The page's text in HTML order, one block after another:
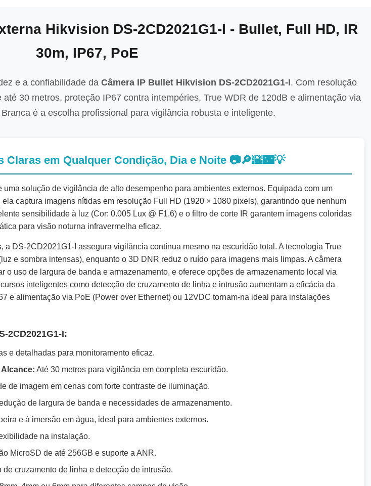
Hikvision DS-2CD2021G1-I - Bullet, Full HD, IR
30m, IP67, PoE
e a confiabilidade da Câmera IP Bullet Hikvision DS-2CD2021G1-I. Com resolução
30 metros, proteção IP67 contra intempéries, True WDR de 120dB e alimentação via
é a escolha profissional para vigilância robusta e inteligente.
em Qualquer Condição, Dia e Noite 📷️🔎️🌇️🌃️💡️
uma solução de vigilância de alto desempenho para ambientes externos. Equipada com um
captura imagens nítidas em resolução Full HD (1920 × 1080 pixels), garantindo que nenhum
sensibilidade à luz (Cor: 0.005 Lux @ F1.6) e o filtro de corte IR garantem imagens coloridas
para visão noturna infravermelha eficaz.
a DS-2CD2021G1-I assegura vigilância contínua mesmo na escuridão total. A tecnologia True
e sombra intensas), enquanto o 3D DNR reduz o ruído para imagens mais limpas. A câmera
o uso de largura de banda e armazenamento, e oferece opções de armazenamento local via
inteligentes como detecção de cruzamento de linha e intrusão aumentam a eficácia da
e alimentação via PoE (Power over Ethernet) ou 12VDC tornam-na ideal para instalações
2CD2021G1-I:
e detalhadas para monitoramento eficaz.
Até 30 metros para vigilância em completa escuridão.
de imagem em cenas com forte contraste de iluminação.
de largura de banda e necessidades de armazenamento.
e à imersão em água, ideal para ambientes externos.
na instalação.
MicroSD de até 256GB e suporte a ANR.
de cruzamento de linha e detecção de intrusão.